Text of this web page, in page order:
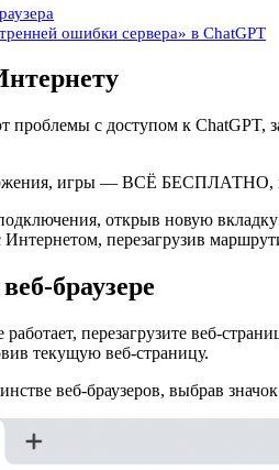
ошибки сервера» в ChatGPT
с доступом к ChatGPT,
игры — ВСЁ БЕСПЛАТНО,
открыв новую
перезагрузив
браузере
перезагрузите веб-
текущую веб-страницу.
веб-браузеров, выбрав